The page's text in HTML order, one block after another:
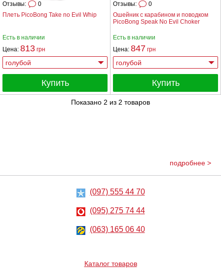
Плеть PicoBong Take no Evil Whip
Отзывы: 0
Есть в наличии
Цена: 813 грн
Купить
Ошейник с карабином и поводком
PicoBong Speak No Evil Choker
Отзывы: 0
Есть в наличии
Цена: 847 грн
Купить
Показано 2 из 2 товаров
подробнее >
(097) 555 44 70
(095) 275 74 44
(063) 165 06 40
Каталог товаров